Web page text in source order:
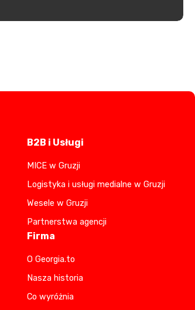
B2B i Usługi
MICE w Gruzji
Logistyka i usługi medialne w Gruzji
Wesele w Gruzji
Partnerstwa agencji
Firma
O Georgia.to
Nasza historia
Co wyróżnia